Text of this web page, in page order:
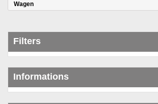
Wagen
Filters
Informations